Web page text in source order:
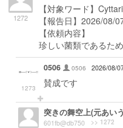
1272
【対象ワード】
【報告日】2026/08/
【依頼内容】
珍しい菌類であるた
1273
0506 0506 2026/08/
賛成です
突きの舞空上(元あい
601fb@db750
>> 1272